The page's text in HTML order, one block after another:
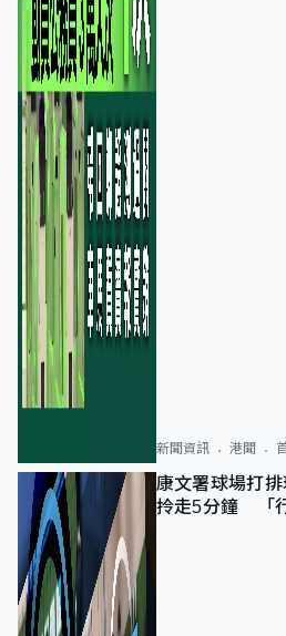
新聞資訊 港聞
康文署球場打
拎走5分鐘 「